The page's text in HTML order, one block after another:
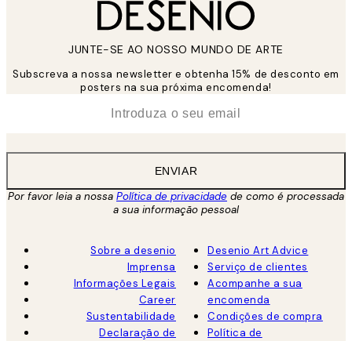
JUNTE-SE AO NOSSO MUNDO DE ARTE
Subscreva a nossa newsletter e obtenha 15% de desconto em
posters na sua próxima encomenda!
ENVIAR
Por favor leia a nossa Política de privacidade de como é processada
a sua informação pessoal
Sobre a desenio
Imprensa
Informações Legais
Career
Sustentabilidade
Declaração de
Desenio Art Advice
Serviço de clientes
Acompanhe a sua
encomenda
Condições de compra
Política de